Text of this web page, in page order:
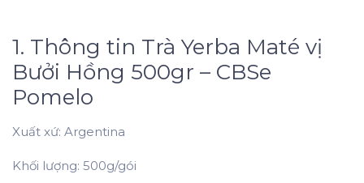
1. Thông tin Trà Yerba Maté vị
Bưởi Hồng 500gr – CBSe
Pomelo
Xuất xứ: Argentina
Khối lượng: 500g/gói